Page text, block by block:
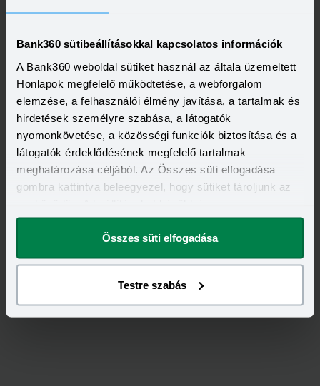
Bank360 sütibeállításokkal kapcsolatos információk
A Bank360 weboldal sütiket használ az általa üzemeltett
Honlapok megfelelő működtetése, a webforgalom
elemzése, a felhasználói élmény javítása, a tartalmak és
hirdetések személyre szabása, a látogatók
nyomonkövetése, a közösségi funkciók biztosítása és a
látogatók érdeklődésének megfelelő tartalmak
meghatározása céljából. Az Összes süti elfogadása
gombra kattintva beleegyezel, hogy sütiket tároljunk az
megváltoztathatod.
Összes süti elfogadása
Testre szabás
Kapcsolódó címkék
JÖVEDELEMPÓTLÓ BIZTOSÍTÁS HITELFEDEZETI BIZTOSÍTÁS